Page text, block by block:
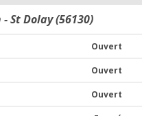
St Dolay (56130)
Ouvert
Ouvert
Ouvert